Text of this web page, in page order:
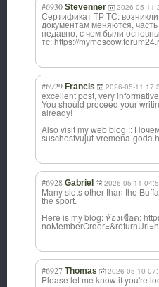
#6930 Stevenner 2026-05-11
Сертификат ТР ТС:
документам меняются,
недавно, с чем были
тс: https://
#6929 Francis 2026-05-11
excellent post, very
You should proceed your
already!
Also visit my web blog ::
suschestvujut-vremena-
#6928 Gabriel 2026-05-11
Many slots other than the
the sport.
Here is my blog: ห้องเชือด:
#6927 Thomas 2026-05-10
Please let me know if you're